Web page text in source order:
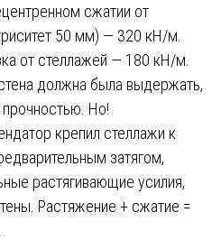
сжатии от
50 мм) — 320 кН/м.
от стеллажей — 180 кН/м.
должна была выдержать,
Но!
крепил стеллажи к
затягом,
растягивающие усилия,
Растяжение + сжатие =